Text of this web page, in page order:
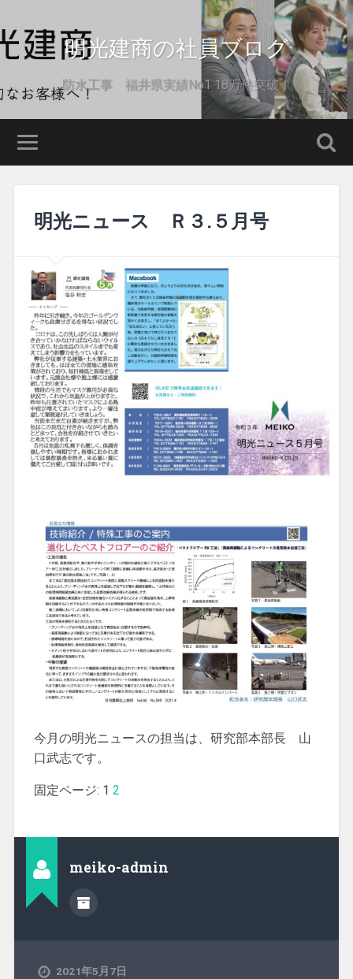
明光建商の社員ブログ
防水工事 福井県実績No1 18万件突破！
明光ニュース Ｒ３.５月号
今月の明光ニュースの担当は、研究部本部長 山
口武志です。
固定ページ: 1 2
meiko-admin
2021年5月7日